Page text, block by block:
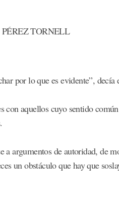
TORNELL
por lo que es evidente”,
con aquellos cuyo sentido
a argumentos de autoridad, de
un obstáculo que hay que